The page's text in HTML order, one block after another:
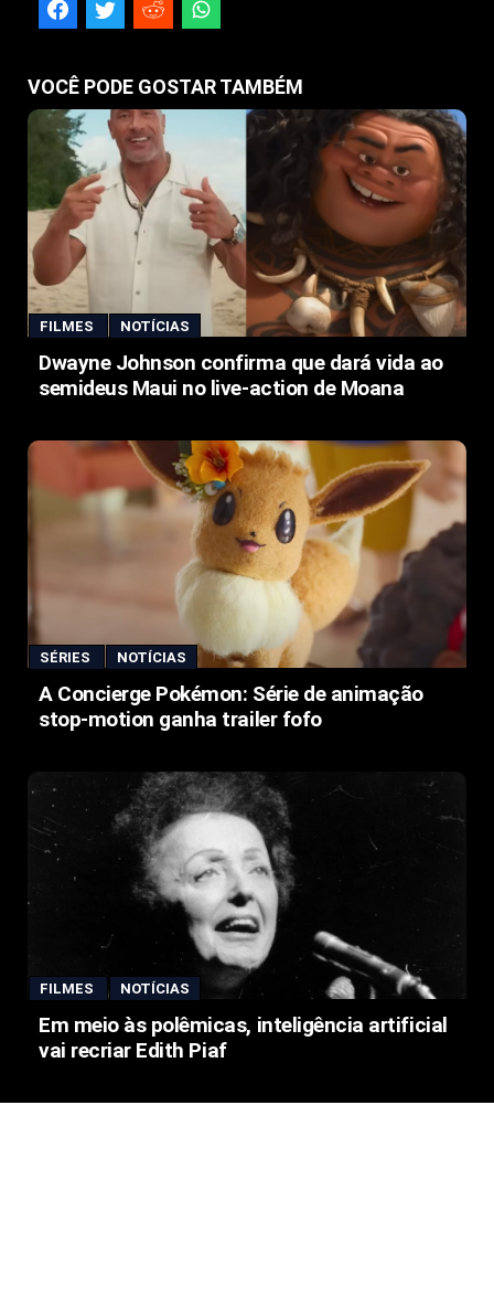
VOCÊ PODE GOSTAR TAMBÉM
FILMES NOTÍCIAS
Dwayne Johnson confirma que dará vida ao
semideus Maui no live-action de Moana
SÉRIES NOTÍCIAS
A Concierge Pokémon: Série de animação
stop-motion ganha trailer fofo
FILMES NOTÍCIAS
Em meio às polêmicas, inteligência artificial
vai recriar Edith Piaf